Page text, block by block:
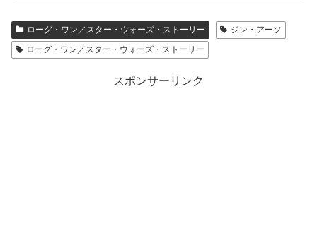
ローグ・ワン／スター・ウォーズ・ストーリー
ジン・アーソ
ローグ・ワン／スター・ウォーズ・ストーリー
スポンサーリンク